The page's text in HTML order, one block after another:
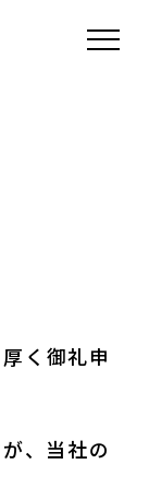
く御礼申
、当社の